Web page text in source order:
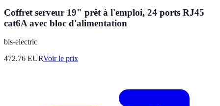
Coffret serveur 19" prêt à l'emploi, 24 ports RJ45
cat6A avec bloc d'alimentation
bis-electric
472.76 EURVoir le prix